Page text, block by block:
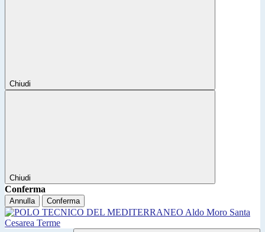
Chiudi
Chiudi
Conferma
Annulla Conferma